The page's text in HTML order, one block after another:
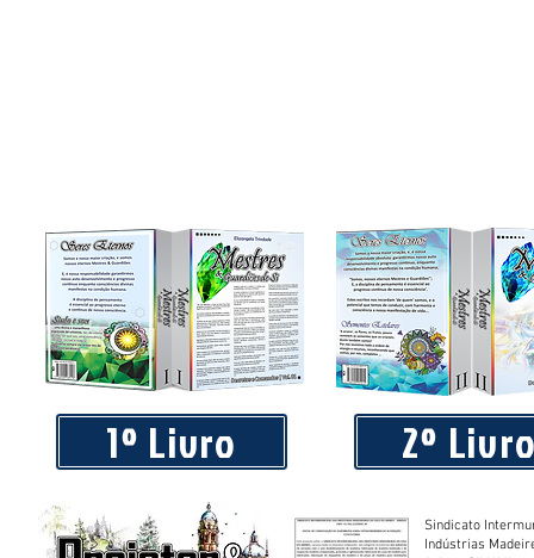
1º Livro 2º
Sindicato
Indústrias